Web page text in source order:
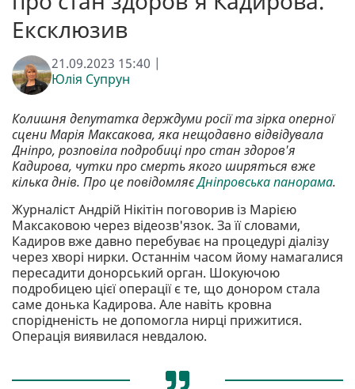
Ексклюзив
21.09.2023 15:40 |
Юлія Супрун
Колишня депутатка держдуми росії та зірка оперної
сцени Марія Максакова, яка нещодавно відвідувала
Дніпро, розповіла подробиці про стан здоров'я
Кадирова, чутки про смерть якого ширяться вже
кілька днів. Про це повідомляєДніпровська панорама.
Журналіст Андрій Нікітін поговорив із Марією
Максаковою через відеозв'язок. За її словами,
Кадиров вже давно перебуває на процедурі діалізу
через хворі нирки. Останнім часом йому намагалися
пересадити донорський орган. Шокуючою
подробицею цієї операції є те, що донором стала
саме донька Кадирова. Але навіть кровна
спорідненість не допомогла нирці прижитися.
Операція виявилася невдалою.